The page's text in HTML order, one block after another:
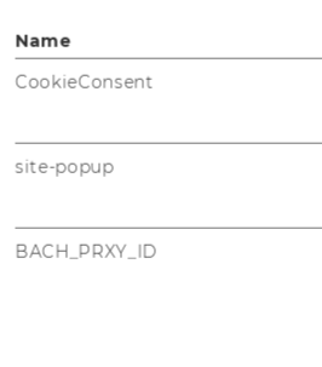
Social Impact Research Cluster
Zentrum für Social
Zentrum für Nonprofit-
Internationale Kooperationen
Kooperationspartner in der
Name
CookieConsent
site-popup
BACH_PRXY_ID